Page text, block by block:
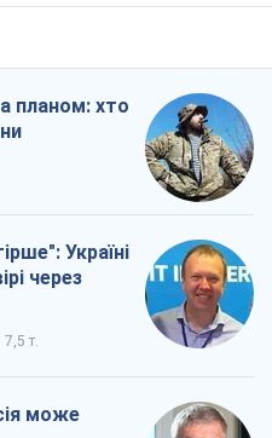
планом: хто
Україні
через
7,5 т.
може